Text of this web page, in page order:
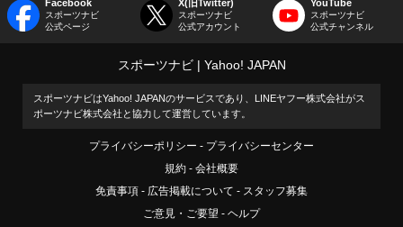
Facebook
スポーツナビ
公式ページ
X(旧Twitter)
スポーツナビ
公式アカウント
YouTube
スポーツナビ
公式チャンネル
スポーツナビ Yahoo! JAPAN
スポーツナビはYahoo! JAPANのサービスであり、LINEヤフー株式会社がス
ポーツナビ株式会社と協力して運営しています。
プライバシーポリシー
プライバシーセンター
規約
会社概要
免責事項
広告掲載について
スタッフ募集
ご意見・ご要望
ヘルプ